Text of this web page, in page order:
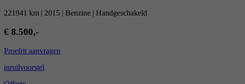
221941 km | 2015 | Benzine | Handgeschakeld
€ 8.500,-
Proefrit aanvragen
inruilvoorstel